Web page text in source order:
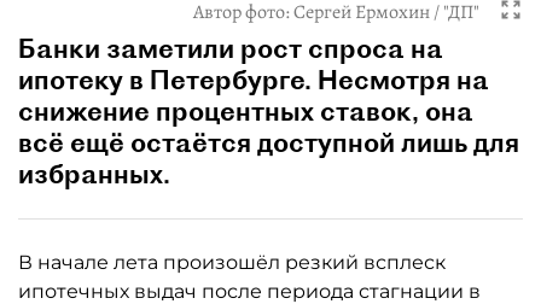
Автор фото:Сергей Ермохин / "ДП"
Банки заметили рост спроса на
ипотеку в Петербурге. Несмотря на
снижение процентных ставок, она
всё ещё остаётся доступной лишь для
избранных.
В начале лета произошёл резкий всплеск
ипотечных выдач после периода стагнации в